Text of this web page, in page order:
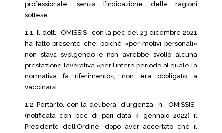
professionale, senza l’indicazione delle ragioni
sottese.
1.1. Il dott. -OMISSIS- con la pec del 23 dicembre 2021
ha fatto presente che, poiché «per motivi personali»
non stava svolgendo e non avrebbe svolto alcuna
prestazione lavorativa «per l’intero periodo al quale la
normativa fa riferimento», non era obbligato a
vaccinarsi.
1.2. Pertanto, con la delibera “d’urgenza” n. -OMISSIS-
(notificata con pec di pari data 4 gennaio 2022) il
Presidente dell’Ordine, dopo aver accertato che il